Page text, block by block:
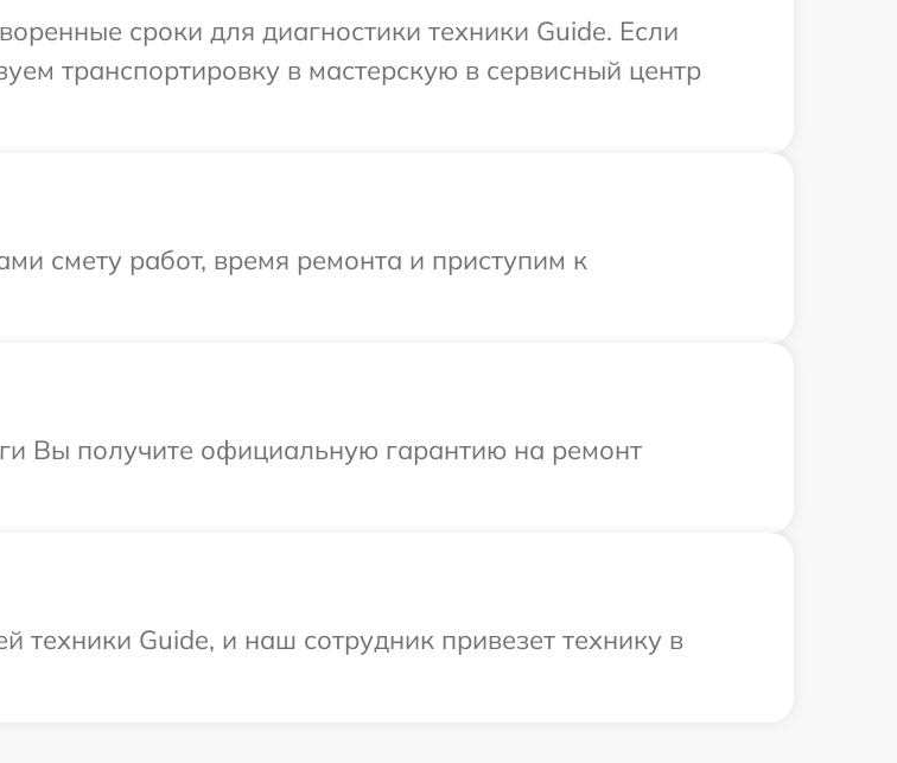
сроки для диагностики техники Guide. Если
транспортировку в мастерскую в сервисный центр
смету работ, время ремонта и приступим к
Вы получите официальную гарантию на ремонт
техники Guide, и наш сотрудник привезет технику в